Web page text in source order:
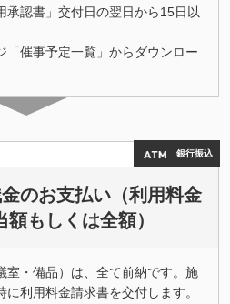
承認書」交付日の翌日から15日以
「催事予定一覧」からダウンロー
銀行振込
のお支払い（利用料金
もしくは全額）
室・備品）は、全て前納です。施
利用料金請求書を交付します。